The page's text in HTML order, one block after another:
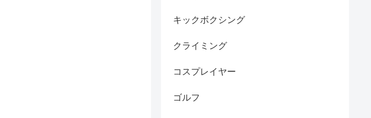
キックボクシング
クライミング
コスプレイヤー
ゴルフ